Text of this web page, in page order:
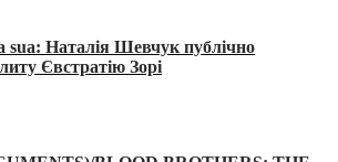
sua: Наталія Шевчук публічно
Євстратію Зорі